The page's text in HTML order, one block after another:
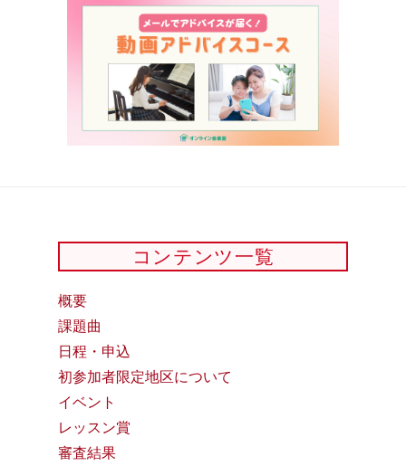
コンテンツ一覧
概要
課題曲
日程・申込
初参加者限定地区について
イベント
レッスン賞
審査結果